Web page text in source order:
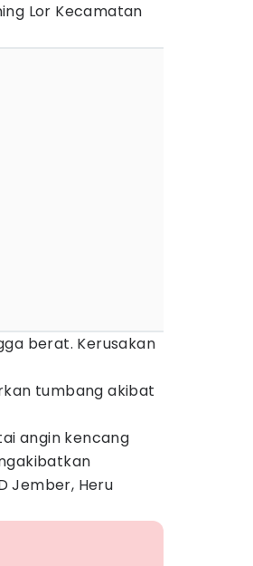
Lor Kecamatan
berat. Kerusakan
tumbang akibat
angin kencang
Jember, Heru